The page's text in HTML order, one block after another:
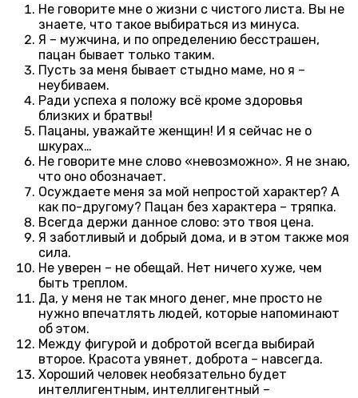
Не говорите мне о жизни с чистого листа. Вы не
знаете, что такое выбираться из минуса.
Я – мужчина, и по определению бесстрашен,
пацан бывает только таким.
Пусть за меня бывает стыдно маме, но я –
неубиваем.
Ради успеха я положу всё кроме здоровья
близких и братвы!
Пацаны, уважайте женщин! И я сейчас не о
шкурах…
Не говорите мне слово «невозможно». Я не знаю,
что оно обозначает.
Осуждаете меня за мой непростой характер? А
как по-другому? Пацан без характера – тряпка.
Всегда держи данное слово: это твоя цена.
Я заботливый и добрый дома, и в этом также моя
сила.
Не уверен – не обещай. Нет ничего хуже, чем
быть треплом.
Да, у меня не так много денег, мне просто не
нужно впечатлять людей, которые напоминают
об этом.
Между фигурой и добротой всегда выбирай
второе. Красота увянет, доброта – навсегда.
Хороший человек необязательно будет
интеллигентным, интеллигентный –